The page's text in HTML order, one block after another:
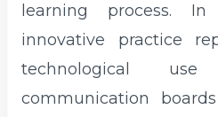
learning process.
innovative practice
technological
communication